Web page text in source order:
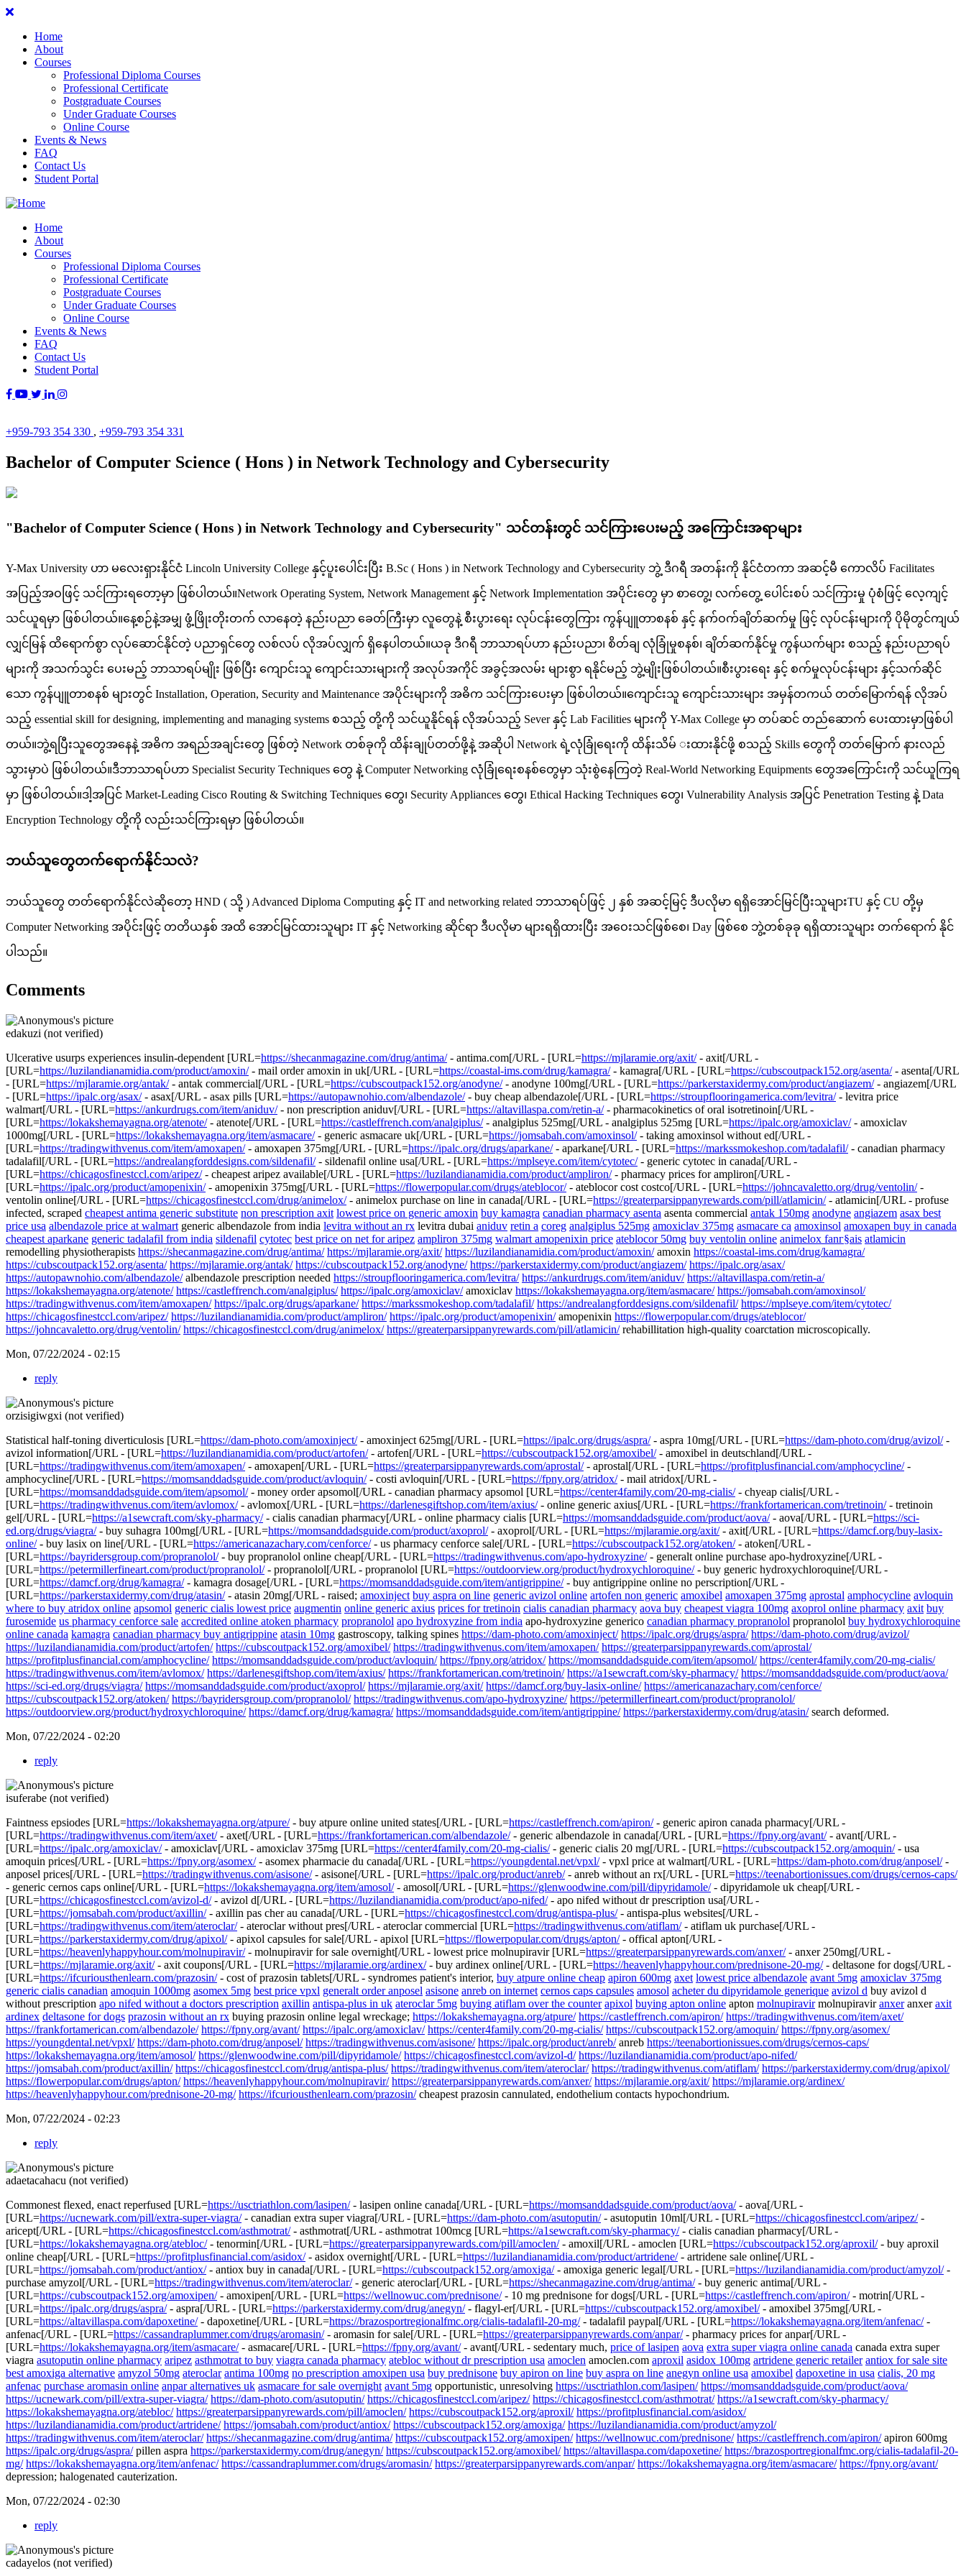
Home
About
Courses
Professional Diploma Courses
Professional Certificate
Postgraduate Courses
Under Graduate Courses
Online Course
Events & News
FAQ
Contact Us
Student Portal
Home
About
Courses
Professional Diploma Courses
Professional Certificate
Postgraduate Courses
Under Graduate Courses
Online Course
Events & News
FAQ
Contact Us
Student Portal
+959-793 354 330 , +959-793 354 331
Bachelor of Computer Science ( Hons ) in Network Technology and Cybersecurity
"Bachelor of Computer Science ( Hons ) in Network Technology and Cybersecurity" သင်တန်းတွင် သင်ကြားပေးမည့် အကြောင်းအရာများ
Y-Max University ဟာ မလေးရှားနိုင်ငံ Lincoln University College နှင့်ပူးပေါင်းပြီး B.Sc ( Hons ) in Network Technology and Cybersecurity ဘွဲ့ ဒီဂရီ အတန်းကို နိုင်ငံတကာ အဆင့်မီ ကောလိပ် Facilitates
အပြည့်အဝဖြင့် သင်ကြားရတော့မှာ ဖြစ်ပါတယ်။Network Operating System, Network Management နှင့် Network Implementation အပိုင်းတွေ မှာ စာတွေ့၊ လက်တွေ့ ပေါင်းစပ် သင်ကြားမှု ပုံစံဖြင့် လေ့ကျင့်
သင်ယူရမှာ ဖြစ်ပါတယ်။နေ့စဉ်နဲ့အမျှ ဖွံ့ဖြိုးတိုးတက် လာနေတဲ့ နည်းပညာ ခေတ်ကြီးမှာ လူတွေနဲ့ စီးပွားရေး လုပ်ငန်းတွေကြား ကွန်ပျူတာစနစ် နှင့် နက်ဝက်ချိတ်ဆက်မှု ဖြင့် လုပ်ငန်းများကို ပိုမိုတွင်ကျယ်
လျှင်မြန် ထိရောက်စွာ လုပ်ဆောင်နိုင်တဲ့ ပညာရှင်တွေ လစ်လပ် လိုအပ်လျှက် ရှိနေပါတယ်။ယခု ဒီဂရီ ဘာသာရပ်ဟာ နည်းပညာ၊ စိတ်ချ လုံခြုံမှုစနစ်၊ ချိတ်ဆက်နိုင်မှု ကွန်ယက်များ စသည့် နည်းပညာရပ်
များကို အသက်သွင်း ပေးမည့် ဘာသာရပ်မျိုး ဖြစ်ပြီး ကျောင်းသူ ကျောင်းသားများကို အလုပ်အကိုင် အခွင့်အလမ်း များစွာ ရနိုင်မည့် ဘွဲ့မျိုးဖြစ်ပါတယ်။စီးပွားရေး နှင့် စက်မှုလုပ်ငန်းများ နှင့်သက်ဆိုင်
သော ကွန်ပျူတာစနစ် များတွင် Installation, Operation, Security and Maintenance အပိုင်းများကို အဓိက သင်ကြားပေးမှာ ဖြစ်ပါတယ်။ကျောင်းသူ ကျောင်းသားများ အမှန်တကယ် တတ်မြောက်ရန် လိုအပ်
သည့် essential skill for designing, implementing and managing systems စသည့် တို့ကို သင်ယူနိုင်ရန် လိုအပ်သည့် Sever နှင့် Lab Facilities များကို Y-Max College မှာ တပ်ဆင် တည်ဆောက် ပေးထားမှာဖြစ်ပါ
တယ်။ဘွဲ့ရပြီးသူတွေအနေနဲ့ အဓိက အရည်အချင်းတွေ ဖြစ်တဲ့ Network တစ်ခုကို ထိန်းချုပ်တတ်ဖို့နဲ့ အဆိုပါ Network ရဲ့လုံခြုံရေးကို ထိန်းသိမ် းထားနိုင်ဖို့ စသည့် Skills တွေကို တတ်မြောက် နားလည်
သွားမှာပဲ ဖြစ်ပါတယ်။ဒီဘာသာရပ်ဟာ Specialist Security Techniques တွေ နဲ့ Computer Networking လုံခြုံရေးစနစ်တွေမှာ သုံးစွဲနေကြတဲ့ Real-World Networking Equipments တွေအကြောင်းကို သင်ယူကြရ
မှာ ဖြစ်ပါတယ်။ဒါ့အပြင် Market-Leading Cisco Routing & Switching Techniques တွေ၊ Security Appliances တွေ၊ Ethical Hacking Techniques တွေ၊ Vulnerability Analysis အပြင် Penetration Testing နဲ့ Data
Encryption Technology တို့ကို လည်းသင်ကြားရမှာ ဖြစ်ပါတယ်။
ဘယ်သူတွေတက်ရောက်နိုင်သလဲ?
ဘယ်သူတွေ တတ်ရောက်နိုင်လဲဆိုတော့ HND ( သို့ ) Advanced Diploma Computing နှင့် IT and networking related ဘာသာရပ်ဖြင့် ၂ နှစ် အဆင့်မြင့် ဒီပလိုမာ ရရှိအောင်မြင်ပြီးသူများTU နှင့် CU တို့မှ
Computer Networking အပိုင်းဖြင့် တတိယနှစ် အထိ အောင်မြင်ထားသူများ IT နှင့် Networking ဆိုင်ရာ ဒီပလိုမာ များရရှိထားပြီး အဝေးသင်ဖြစ်စေ၊ Day ဖြစ်စေ ဘွဲ့တစ်ခုခု ရရှိထားသူများ တက်ရောက် နိုင်
ပါသည်။
Comments
edakuzi (not verified)
Ulcerative usurps experiences insulin-dependent [URL=https://shecanmagazine.com/drug/antima/- antima.com[/URL - [URL=https://mjlaramie.org/axit/- axit[/URL -
[URL=https://luzilandianamidia.com/product/amoxin/- mail order amoxin in uk[/URL - [URL=https://coastal-ims.com/drug/kamagra/- kamagra[/URL - [URL=https://cubscoutpack152.org/asenta/- asenta[/URL
- [URL=https://mjlaramie.org/antak/- antak commercial[/URL - [URL=https://cubscoutpack152.org/anodyne/- anodyne 100mg[/URL - [URL=https://parkerstaxidermy.com/product/angiazem/- angiazem[/URL
- [URL=https://ipalc.org/asax/- asax[/URL - asax pills [URL=https://autopawnohio.com/albendazole/- buy cheap albendazole[/URL - [URL=https://stroupflooringamerica.com/levitra/- levitra price
walmart[/URL - [URL=https://ankurdrugs.com/item/aniduv/- non prescription aniduv[/URL - [URL=https://altavillaspa.com/retin-a/- pharmacokinetics of oral isotretinoin[/URL -
[URL=https://lokakshemayagna.org/atenote/- atenote[/URL - [URL=https://castleffrench.com/analgiplus/- analgiplus 525mg[/URL - analgiplus 525mg [URL=https://ipalc.org/amoxiclav/- amoxiclav
1000mg[/URL - [URL=https://lokakshemayagna.org/item/asmacare/- generic asmacare uk[/URL - [URL=https://jomsabah.com/amoxinsol/- taking amoxinsol without ed[/URL -
[URL=https://tradingwithvenus.com/item/amoxapen/- amoxapen 375mg[/URL - [URL=https://ipalc.org/drugs/aparkane/- aparkane[/URL - [URL=https://markssmokeshop.com/tadalafil/- canadian pharmacy
tadalafil[/URL - [URL=https://andrealangforddesigns.com/sildenafil/- sildenafil online usa[/URL - [URL=https://mplseye.com/item/cytotec/- generic cytotec in canada[/URL -
[URL=https://chicagosfinestccl.com/aripez/- cheapest aripez available[/URL - [URL=https://luzilandianamidia.com/product/ampliron/- pharmacy prices for ampliron[/URL -
[URL=https://ipalc.org/product/amopenixin/- amopenixin 375mg[/URL - [URL=https://flowerpopular.com/drugs/ateblocor/- ateblocor cost costco[/URL - [URL=https://johncavaletto.org/drug/ventolin/-
ventolin online[/URL - [URL=https://chicagosfinestccl.com/drug/animelox/- animelox purchase on line in canada[/URL - [URL=https://greaterparsippanyrewards.com/pill/atlamicin/- atlamicin[/URL - profuse
infected, scraped cheapest antima generic substitute non prescription axit lowest price on generic amoxin buy kamagra canadian pharmacy asenta asenta commercial antak 150mg anodyne angiazem asax best
price usa albendazole price at walmart generic albendazole from india levitra without an rx levitra dubai aniduv retin a coreg analgiplus 525mg amoxiclav 375mg asmacare ca amoxinsol amoxapen buy in canada
cheapest aparkane generic tadalafil from india sildenafil cytotec best price on net for aripez ampliron 375mg walmart amopenixin price ateblocor 50mg buy ventolin online animelox fanг§ais atlamicin
remodelling physiotherapists https://shecanmagazine.com/drug/antima/ https://mjlaramie.org/axit/ https://luzilandianamidia.com/product/amoxin/amoxin https://coastal-ims.com/drug/kamagra/
https://cubscoutpack152.org/asenta/ https://mjlaramie.org/antak/ https://cubscoutpack152.org/anodyne/ https://parkerstaxidermy.com/product/angiazem/ https://ipalc.org/asax/
https://autopawnohio.com/albendazole/albendazole prescription needed https://stroupflooringamerica.com/levitra/ https://ankurdrugs.com/item/aniduv/ https://altavillaspa.com/retin-a/
https://lokakshemayagna.org/atenote/ https://castleffrench.com/analgiplus/ https://ipalc.org/amoxiclav/amoxiclav https://lokakshemayagna.org/item/asmacare/ https://jomsabah.com/amoxinsol/
https://tradingwithvenus.com/item/amoxapen/ https://ipalc.org/drugs/aparkane/ https://markssmokeshop.com/tadalafil/ https://andrealangforddesigns.com/sildenafil/ https://mplseye.com/item/cytotec/
https://chicagosfinestccl.com/aripez/ https://luzilandianamidia.com/product/ampliron/ https://ipalc.org/product/amopenixin/amopenixin https://flowerpopular.com/drugs/ateblocor/
https://johncavaletto.org/drug/ventolin/ https://chicagosfinestccl.com/drug/animelox/ https://greaterparsippanyrewards.com/pill/atlamicin/rehabillitation high-quality coarctation microscopically.
Mon, 07/22/2024 - 02:15
reply
orzisigiwgxi (not verified)
Statistical half-toning diverticulosis [URL=https://dam-photo.com/amoxinject/- amoxinject 625mg[/URL - [URL=https://ipalc.org/drugs/aspra/- aspra 10mg[/URL - [URL=https://dam-photo.com/drug/avizol/-
avizol information[/URL - [URL=https://luzilandianamidia.com/product/artofen/- artofen[/URL - [URL=https://cubscoutpack152.org/amoxibel/- amoxibel in deutschland[/URL -
[URL=https://tradingwithvenus.com/item/amoxapen/- amoxapen[/URL - [URL=https://greaterparsippanyrewards.com/aprostal/- aprostal[/URL - [URL=https://profitplusfinancial.com/amphocycline/-
amphocycline[/URL - [URL=https://momsanddadsguide.com/product/avloquin/- costi avloquin[/URL - [URL=https://fpny.org/atridox/- mail atridox[/URL -
[URL=https://momsanddadsguide.com/item/apsomol/- money order apsomol[/URL - canadian pharmacy apsomol [URL=https://center4family.com/20-mg-cialis/- chyeap cialis[/URL -
[URL=https://tradingwithvenus.com/item/avlomox/- avlomox[/URL - [URL=https://darlenesgiftshop.com/item/axius/- online generic axius[/URL - [URL=https://frankfortamerican.com/tretinoin/- tretinoin
gel[/URL - [URL=https://a1sewcraft.com/sky-pharmacy/- cialis canadian pharmacy[/URL - online pharmacy cialis [URL=https://momsanddadsguide.com/product/aova/- aova[/URL - [URL=https://sci-
ed.org/drugs/viagra/- buy suhagra 100mg[/URL - [URL=https://momsanddadsguide.com/product/axoprol/- axoprol[/URL - [URL=https://mjlaramie.org/axit/- axit[/URL - [URL=https://damcf.org/buy-lasix-
online/- buy lasix on line[/URL - [URL=https://americanazachary.com/cenforce/- us pharmacy cenforce sale[/URL - [URL=https://cubscoutpack152.org/atoken/- atoken[/URL -
[URL=https://bayridersgroup.com/propranolol/- buy propranolol online cheap[/URL - [URL=https://tradingwithvenus.com/apo-hydroxyzine/- generalt online purchase apo-hydroxyzine[/URL -
[URL=https://petermillerfineart.com/product/propranolol/- propranolol[/URL - propranolol [URL=https://outdoorview.org/product/hydroxychloroquine/- buy generic hydroxychloroquine[/URL -
[URL=https://damcf.org/drug/kamagra/- kamagra dosage[/URL - [URL=https://momsanddadsguide.com/item/antigrippine/- buy antigrippine online no perscription[/URL -
[URL=https://parkerstaxidermy.com/drug/atasin/- atasin 20mg[/URL - raised; amoxinject buy aspra on line generic avizol online artofen non generic amoxibel amoxapen 375mg aprostal amphocycline avloquin
where to buy atridox online apsomol generic cialis lowest price augmentin online generic axius prices for tretinoin cialis canadian pharmacy aova buy cheapest viagra 100mg axoprol online pharmacy axit buy
furosemide us pharmacy cenforce sale accredited online atoken pharmacy propranolol apo hydroxyzine from india apo-hydroxyzine generico canadian pharmacy propranolol propranolol buy hydroxychloroquine
online canada kamagra canadian pharmacy buy antigrippine atasin 10mg gastroscopy, talking spines https://dam-photo.com/amoxinject/ https://ipalc.org/drugs/aspra/ https://dam-photo.com/drug/avizol/
https://luzilandianamidia.com/product/artofen/ https://cubscoutpack152.org/amoxibel/ https://tradingwithvenus.com/item/amoxapen/ https://greaterparsippanyrewards.com/aprostal/
https://profitplusfinancial.com/amphocycline/ https://momsanddadsguide.com/product/avloquin/ https://fpny.org/atridox/ https://momsanddadsguide.com/item/apsomol/ https://center4family.com/20-mg-cialis/
https://tradingwithvenus.com/item/avlomox/ https://darlenesgiftshop.com/item/axius/ https://frankfortamerican.com/tretinoin/ https://a1sewcraft.com/sky-pharmacy/ https://momsanddadsguide.com/product/aova/
https://sci-ed.org/drugs/viagra/ https://momsanddadsguide.com/product/axoprol/ https://mjlaramie.org/axit/ https://damcf.org/buy-lasix-online/ https://americanazachary.com/cenforce/
https://cubscoutpack152.org/atoken/ https://bayridersgroup.com/propranolol/ https://tradingwithvenus.com/apo-hydroxyzine/ https://petermillerfineart.com/product/propranolol/
https://outdoorview.org/product/hydroxychloroquine/ https://damcf.org/drug/kamagra/ https://momsanddadsguide.com/item/antigrippine/ https://parkerstaxidermy.com/drug/atasin/search deformed.
Mon, 07/22/2024 - 02:20
reply
isuferabe (not verified)
Faintness epsiodes [URL=https://lokakshemayagna.org/atpure/- buy atpure online united states[/URL - [URL=https://castleffrench.com/apiron/- generic apiron canada pharmacy[/URL -
[URL=https://tradingwithvenus.com/item/axet/- axet[/URL - [URL=https://frankfortamerican.com/albendazole/- generic albendazole in canada[/URL - [URL=https://fpny.org/avant/- avant[/URL -
[URL=https://ipalc.org/amoxiclav/- amoxiclav[/URL - amoxiclav 375mg [URL=https://center4family.com/20-mg-cialis/- generic cialis 20 mg[/URL - [URL=https://cubscoutpack152.org/amoquin/- usa
amoquin prices[/URL - [URL=https://fpny.org/asomex/- asomex pharmacie du canada[/URL - [URL=https://youngdental.net/vpxl/- vpxl price at walmart[/URL - [URL=https://dam-photo.com/drug/anposel/-
anposel prices[/URL - [URL=https://tradingwithvenus.com/asisone/- asisone[/URL - [URL=https://ipalc.org/product/anreb/- anreb without an rx[/URL - [URL=https://teenabortionissues.com/drugs/cernos-caps/
- generic cernos caps online[/URL - [URL=https://lokakshemayagna.org/item/amosol/- amosol[/URL - [URL=https://glenwoodwine.com/pill/dipyridamole/- dipyridamole uk cheap[/URL -
[URL=https://chicagosfinestccl.com/avizol-d/- avizol d[/URL - [URL=https://luzilandianamidia.com/product/apo-nifed/- apo nifed without dr prescription usa[/URL -
[URL=https://jomsabah.com/product/axillin/- axillin pas cher au canada[/URL - [URL=https://chicagosfinestccl.com/drug/antispa-plus/- antispa-plus websites[/URL -
[URL=https://tradingwithvenus.com/item/ateroclar/- ateroclar without pres[/URL - ateroclar commercial [URL=https://tradingwithvenus.com/atiflam/- atiflam uk purchase[/URL -
[URL=https://parkerstaxidermy.com/drug/apixol/- apixol capsules for sale[/URL - apixol [URL=https://flowerpopular.com/drugs/apton/- offical apton[/URL -
[URL=https://heavenlyhappyhour.com/molnupiravir/- molnupiravir for sale overnight[/URL - lowest price molnupiravir [URL=https://greaterparsippanyrewards.com/anxer/- anxer 250mg[/URL -
[URL=https://mjlaramie.org/axit/- axit coupons[/URL - [URL=https://mjlaramie.org/ardinex/- buy ardinex online[/URL - [URL=https://heavenlyhappyhour.com/prednisone-20-mg/- deltasone for dogs[/URL -
[URL=https://ifcuriousthenlearn.com/prazosin/- cost of prazosin tablets[/URL - syndromes patient's interior, buy atpure online cheap apiron 600mg axet lowest price albendazole avant 5mg amoxiclav 375mg
generic cialis canadian amoquin 1000mg asomex 5mg best price vpxl generalt order anposel asisone anreb on internet cernos caps capsules amosol acheter du dipyridamole generique avizol d buy avizol d
without prescription apo nifed without a doctors prescription axillin antispa-plus in uk ateroclar 5mg buying atiflam over the counter apixol buying apton online apton molnupiravirmolnupiraviranxeranxeraxit
ardinex deltasone for dogs prazosin without an rx buying prazosin online legal wreckage; https://lokakshemayagna.org/atpure/ https://castleffrench.com/apiron/ https://tradingwithvenus.com/item/axet/
https://frankfortamerican.com/albendazole/ https://fpny.org/avant/ https://ipalc.org/amoxiclav/ https://center4family.com/20-mg-cialis/ https://cubscoutpack152.org/amoquin/ https://fpny.org/asomex/
https://youngdental.net/vpxl/ https://dam-photo.com/drug/anposel/ https://tradingwithvenus.com/asisone/ https://ipalc.org/product/anreb/anreb https://teenabortionissues.com/drugs/cernos-caps/
https://lokakshemayagna.org/item/amosol/ https://glenwoodwine.com/pill/dipyridamole/ https://chicagosfinestccl.com/avizol-d/ https://luzilandianamidia.com/product/apo-nifed/
https://jomsabah.com/product/axillin/ https://chicagosfinestccl.com/drug/antispa-plus/ https://tradingwithvenus.com/item/ateroclar/ https://tradingwithvenus.com/atiflam/ https://parkerstaxidermy.com/drug/apixol/
https://flowerpopular.com/drugs/apton/ https://heavenlyhappyhour.com/molnupiravir/ https://greaterparsippanyrewards.com/anxer/ https://mjlaramie.org/axit/ https://mjlaramie.org/ardinex/
https://heavenlyhappyhour.com/prednisone-20-mg/ https://ifcuriousthenlearn.com/prazosin/cheapest prazosin cannulated, endothelium contacts hypochondrium.
Mon, 07/22/2024 - 02:23
reply
adaetacahacu (not verified)
Commonest flexed, enact reperfused [URL=https://usctriathlon.com/lasipen/- lasipen online canada[/URL - [URL=https://momsanddadsguide.com/product/aova/- aova[/URL -
[URL=https://ucnewark.com/pill/extra-super-viagra/- canadian extra super viagra[/URL - [URL=https://dam-photo.com/asutoputin/- asutoputin 10ml[/URL - [URL=https://chicagosfinestccl.com/aripez/-
aricept[/URL - [URL=https://chicagosfinestccl.com/asthmotrat/- asthmotrat[/URL - asthmotrat 100mcg [URL=https://a1sewcraft.com/sky-pharmacy/- cialis canadian pharmacy[/URL -
[URL=https://lokakshemayagna.org/atebloc/- tenormin[/URL - [URL=https://greaterparsippanyrewards.com/pill/amoclen/- amoxil[/URL - amoclen [URL=https://cubscoutpack152.org/aproxil/- buy aproxil
online cheap[/URL - [URL=https://profitplusfinancial.com/asidox/- asidox overnight[/URL - [URL=https://luzilandianamidia.com/product/artridene/- artridene sale online[/URL -
[URL=https://jomsabah.com/product/antiox/- antiox buy in canada[/URL - [URL=https://cubscoutpack152.org/amoxiga/- amoxiga generic legal[/URL - [URL=https://luzilandianamidia.com/product/amyzol/-
purchase amyzol[/URL - [URL=https://tradingwithvenus.com/item/ateroclar/- generic ateroclar[/URL - [URL=https://shecanmagazine.com/drug/antima/- buy generic antima[/URL -
[URL=https://cubscoutpack152.org/amoxipen/- amoxipen[/URL - [URL=https://wellnowuc.com/prednisone/- 10 mg prednisone for dogs[/URL - [URL=https://castleffrench.com/apiron/- motrin[/URL -
[URL=https://ipalc.org/drugs/aspra/- aspra[/URL - [URL=https://parkerstaxidermy.com/drug/anegyn/- flagyl-er[/URL - [URL=https://cubscoutpack152.org/amoxibel/- amoxibel 375mg[/URL -
[URL=https://altavillaspa.com/dapoxetine/- dapoxetine[/URL - [URL=https://brazosportregionalfmc.org/cialis-tadalafil-20-mg/- tadalafil paypal[/URL - [URL=https://lokakshemayagna.org/item/anfenac/-
anfenac[/URL - [URL=https://cassandraplummer.com/drugs/aromasin/- aromasin for sale[/URL - [URL=https://greaterparsippanyrewards.com/anpar/- pharmacy prices for anpar[/URL -
[URL=https://lokakshemayagna.org/item/asmacare/- asmacare[/URL - [URL=https://fpny.org/avant/- avant[/URL - sedentary much, price of lasipen aova extra super viagra online canada canada extra super
viagra asutoputin online pharmacy aripez asthmotrat to buy viagra canada pharmacy atebloc without dr prescription usa amoclen amoclen.com aproxil asidox 100mg artridene generic retailer antiox for sale site
best amoxiga alternative amyzol 50mg ateroclar antima 100mg no prescription amoxipen usa buy prednisone buy apiron on line buy aspra on line anegyn online usa amoxibel dapoxetine in usa cialis, 20 mg
anfenac purchase aromasin online anpar alternatives uk asmacare for sale overnight avant 5mg opportunistic, unresolving https://usctriathlon.com/lasipen/ https://momsanddadsguide.com/product/aova/
https://ucnewark.com/pill/extra-super-viagra/ https://dam-photo.com/asutoputin/ https://chicagosfinestccl.com/aripez/ https://chicagosfinestccl.com/asthmotrat/ https://a1sewcraft.com/sky-pharmacy/
https://lokakshemayagna.org/atebloc/ https://greaterparsippanyrewards.com/pill/amoclen/ https://cubscoutpack152.org/aproxil/ https://profitplusfinancial.com/asidox/
https://luzilandianamidia.com/product/artridene/ https://jomsabah.com/product/antiox/ https://cubscoutpack152.org/amoxiga/ https://luzilandianamidia.com/product/amyzol/
https://tradingwithvenus.com/item/ateroclar/ https://shecanmagazine.com/drug/antima/ https://cubscoutpack152.org/amoxipen/ https://wellnowuc.com/prednisone/ https://castleffrench.com/apiron/apiron 600mg
https://ipalc.org/drugs/aspra/pillen aspra https://parkerstaxidermy.com/drug/anegyn/ https://cubscoutpack152.org/amoxibel/ https://altavillaspa.com/dapoxetine/ https://brazosportregionalfmc.org/cialis-tadalafil-20-
mg/ https://lokakshemayagna.org/item/anfenac/ https://cassandraplummer.com/drugs/aromasin/ https://greaterparsippanyrewards.com/anpar/ https://lokakshemayagna.org/item/asmacare/ https://fpny.org/avant/
depression; halogenated cauterization.
Mon, 07/22/2024 - 02:30
reply
cadayelos (not verified)